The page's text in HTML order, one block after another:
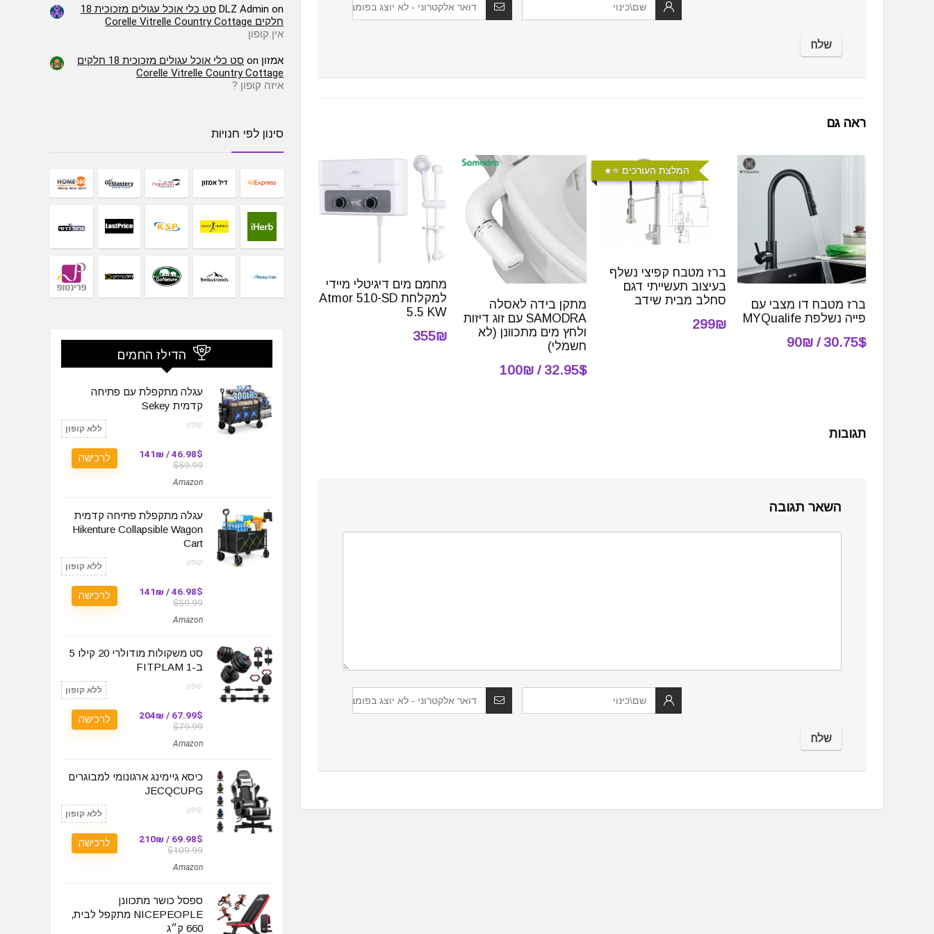
ראה גם
ברז מטבח דו מצבי עם
פייה נשלפת MYQualife
30.75$ / 90₪
המלצת העורכים ⭐️
ברז מטבח קפיצי נשלף
בעיצוב תעשייתי דגם
סחלב מבית שידב
299₪
מתקן בידה לאסלה
SAMODRA עם זוג דיזות
ולחץ מים מתכוונן (לא
חשמלי)
32.95$ / 100₪
מחמם מים דיגיטלי מיידי
למקלחת Atmor 510-SD
5.5 KW
355₪
תגובות
השאר תגובה
DLZ Admin on
סט כלי אוכל עגולים מזכוכית 18
חלקים Corelle Vitrelle Country Cottage
אין קופון
אמזון on
סט כלי אוכל עגולים מזכוכית 18 חלקים
Corelle Vitrelle Country Cottage
איזה קופון ?
סינון לפי חנויות
הדילז החמים
עגלה מתקפלת עם פתיחה
קדמית Sekey
קופון: ללא קופון
46.98$ / 141₪
$59.99
Amazon
לרכישה
עגלה מתקפלת פתיחה קדמית
Hikenture Collapsible Wagon
Cart
קופון: ללא קופון
46.98$ / 141₪
$59.99
Amazon
לרכישה
סט משקולות מודולרי 20 קילו 5
ב-1 FITPLAM
קופון: ללא קופון
67.99$ / 204₪
$79.99
Amazon
לרכישה
כיסא גיימינג ארגונומי למבוגרים
JECQCUPG
קופון: ללא קופון
69.98$ / 210₪
$109.99
Amazon
לרכישה
ספסל כושר מתכוונן
NICEPEOPLE מתקפל לבית,
660 ק״ג